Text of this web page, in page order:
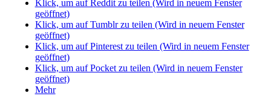
Klick, um auf Reddit zu teilen (Wird in neuem Fenster
geöffnet)
Klick, um auf Tumblr zu teilen (Wird in neuem Fenster
geöffnet)
Klick, um auf Pinterest zu teilen (Wird in neuem Fenster
geöffnet)
Klick, um auf Pocket zu teilen (Wird in neuem Fenster
geöffnet)
Mehr